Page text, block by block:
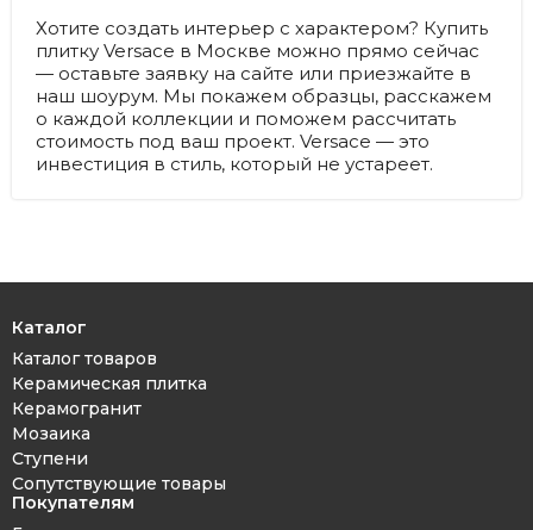
Хотите создать интерьер с характером? Купить
плитку Versace в Москве можно прямо сейчас
— оставьте заявку на сайте или приезжайте в
наш шоурум. Мы покажем образцы, расскажем
о каждой коллекции и поможем рассчитать
стоимость под ваш проект. Versace — это
инвестиция в стиль, который не устареет.
Каталог
Каталог товаров
Керамическая плитка
Керамогранит
Мозаика
Ступени
Сопутствующие товары
Покупателям